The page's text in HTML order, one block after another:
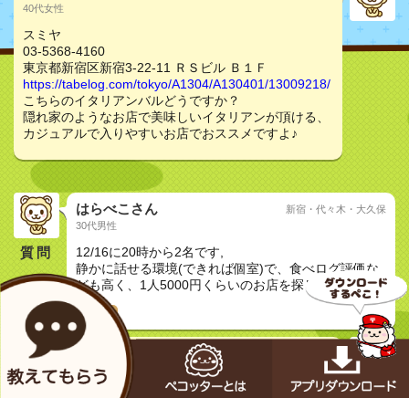
40代女性
スミヤ
03-5368-4160
東京都新宿区新宿3-22-11 ＲＳビル Ｂ１Ｆ
https://tabelog.com/tokyo/A1304/A130401/13009218/
こちらのイタリアンバルどうですか？
隠れ家のようなお店で美味しいイタリアンが頂ける、
カジュアルで入りやすいお店でおススメですよ♪
質問
はらべこさん
30代男性
新宿・代々木・大久保
12/16に20時から2名です,
静かに話せる環境(できれば個室)で、食べログ評価な
ども高く、1人5000円くらいのお店を探してます。
接待で
はらぺこ君（公式）
生まれたてのオス